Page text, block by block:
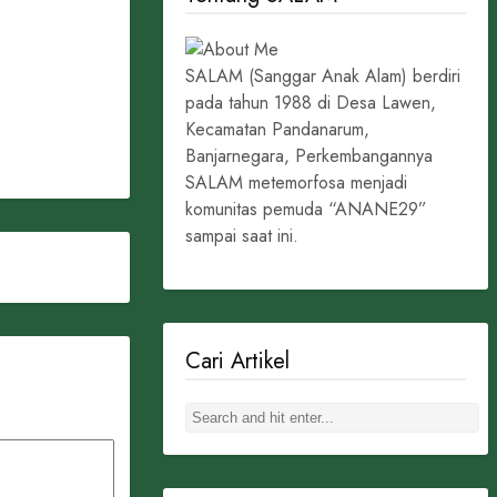
SALAM (Sanggar Anak Alam) berdiri
pada tahun 1988 di Desa Lawen,
Kecamatan Pandanarum,
Banjarnegara, Perkembangannya
SALAM metemorfosa menjadi
komunitas pemuda “ANANE29”
sampai saat ini.
Cari Artikel